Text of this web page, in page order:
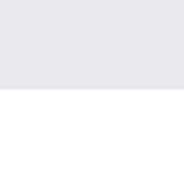
diffusion